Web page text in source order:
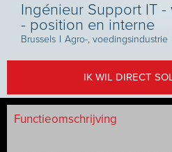
Ingénieur Support IT
- position en interne
Brussels I Agro-, voedingsindustrie
IK WIL DIRECT
Functieomschrijving